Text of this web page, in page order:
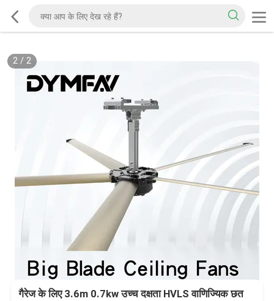
2/ 2
गैरेज के लिए 3.6m 0.7kw उच्च दक्षता HVLS वाणिज्यिक छत